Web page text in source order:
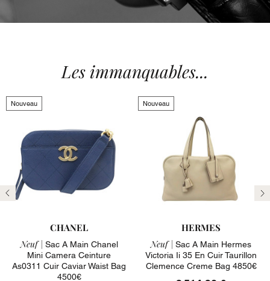
Précédent
Les immanquables...
Nouveau
CHANEL
Neuf | Sac A Main Chanel
Mini Camera Ceinture
As0311 Cuir Caviar Waist Bag
4500€
Nouveau
HERMES
Neuf | Sac A Main Hermes
Victoria Ii 35 En Cuir Taurillon
Clemence Creme Bag 4850€